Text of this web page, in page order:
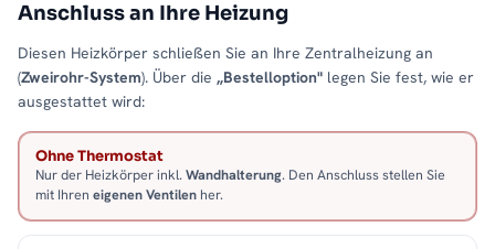
Anschluss an Ihre Heizung
Diesen Heizkörper schließen Sie an Ihre Zentralheizung an
(Zweirohr-System). Über die „Bestelloption" legen Sie fest, wie er
ausgestattet wird:
Ohne Thermostat
Nur der Heizkörper inkl. Wandhalterung. Den Anschluss stellen Sie
mit Ihren eigenen Ventilen her.